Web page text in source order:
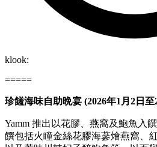
klook:
=====
珍饈海味自助晩宴 (2026年1月2日至
Yamm 推出以花膠、燕窩及鮑魚入
饌包括火瞳金絲花膠海蔘燴燕窩、